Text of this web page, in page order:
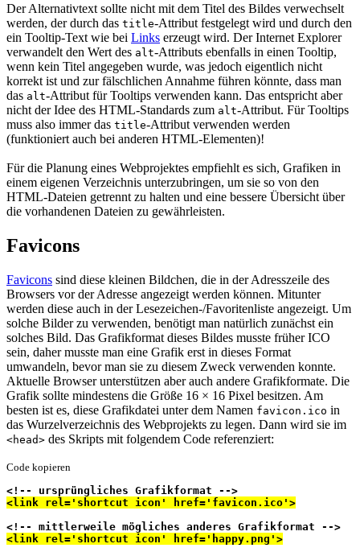
Der Alternativtext sollte nicht mit dem Titel des Bildes verwechselt
werden, der durch das title-Attribut festgelegt wird und durch den
ein Tooltip-Text wie bei Links erzeugt wird. Der Internet Explorer
verwandelt den Wert des alt-Attributs ebenfalls in einen Tooltip,
wenn kein Titel angegeben wurde, was jedoch eigentlich nicht
korrekt ist und zur fälschlichen Annahme führen könnte, dass man
das alt-Attribut für Tooltips verwenden kann. Das entspricht aber
nicht der Idee des HTML-Standards zum alt-Attribut. Für Tooltips
muss also immer das title-Attribut verwenden werden
(funktioniert auch bei anderen HTML-Elementen)!
Für die Planung eines Webprojektes empfiehlt es sich, Grafiken in
einem eigenen Verzeichnis unterzubringen, um sie so von den
HTML-Dateien getrennt zu halten und eine bessere Übersicht über
die vorhandenen Dateien zu gewährleisten.
Favicons
Favicons sind diese kleinen Bildchen, die in der Adresszeile des
Browsers vor der Adresse angezeigt werden können. Mitunter
werden diese auch in der Lesezeichen-/Favoritenliste angezeigt. Um
solche Bilder zu verwenden, benötigt man natürlich zunächst ein
solches Bild. Das Grafikformat dieses Bildes musste früher ICO
sein, daher musste man eine Grafik erst in dieses Format
umwandeln, bevor man sie zu diesem Zweck verwenden konnte.
Aktuelle Browser unterstützen aber auch andere Grafikformate. Die
Grafik sollte mindestens die Größe 16 × 16 Pixel besitzen. Am
besten ist es, diese Grafikdatei unter dem Namen favicon.ico in
das Wurzelverzeichnis des Webprojekts zu legen. Dann wird sie im
<head> des Skripts mit folgendem Code referenziert:
Code kopieren
<!-- ursprüngliches Grafikformat -->
<link rel='shortcut icon' href='favicon.ico'>
<!-- mittlerweile mögliches anderes Grafikformat -->
<link rel='shortcut icon' href='happy.png'>